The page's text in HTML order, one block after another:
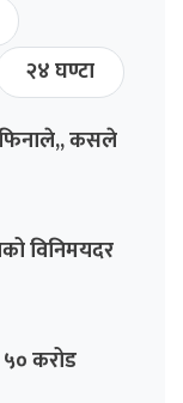
२४ घण्टा
फिनाले,, कसले
विनिमयदर
५० करोड